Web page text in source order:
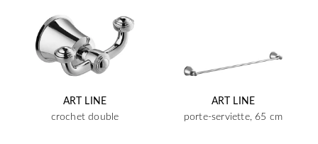
ART LINE
crochet double
ART LINE
porte-serviette, 65 cm